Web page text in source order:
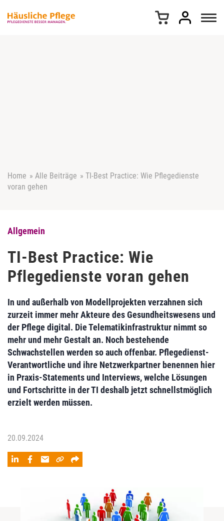
Home » Alle Beiträge » TI-Best Practice: Wie Pflegedienste
voran gehen
Allgemein
TI-Best Practice: Wie
Pflegedienste voran gehen
In und außerhalb von Modellprojekten verzahnen sich
zurzeit immer mehr Akteure des Gesundheitswesens und
der Pflege digital. Die Telematikinfrastruktur nimmt so
mehr und mehr Gestalt an. Noch bestehende
Schwachstellen werden so auch offenbar. Pflegedienst-
Verantwortliche und ihre Netzwerkpartner benennen hier
in Praxis-Statements und Interviews, welche Lösungen
und Fortschritte in der TI deshalb jetzt schnellstmöglich
erzielt werden müssen.
20.09.2024